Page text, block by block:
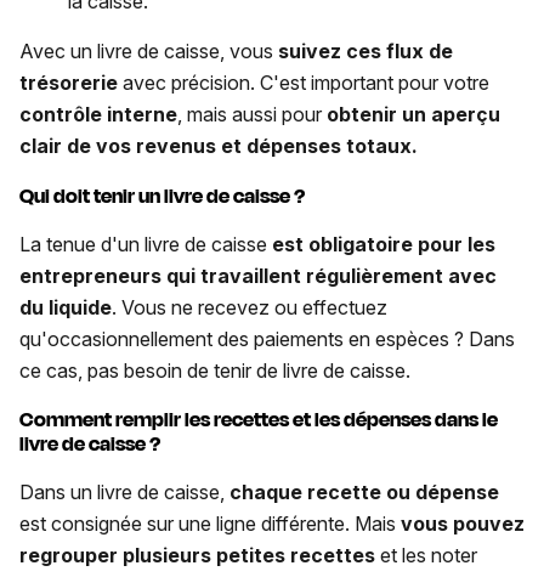
Avec un livre de caisse, vous suivez ces flux de
trésorerie avec précision. C'est important pour votre
contrôle interne , mais aussi pour obtenir un aperçu
clair de vos revenus et dépenses totaux.
Qui doit tenir un livre de caisse ?
La tenue d'un livre de caisse est obligatoire pour les
entrepreneurs qui travaillent régulièrement avec
du liquide. Vous ne recevez ou effectuez
qu'occasionnellement des paiements en espèces ? Dans
ce cas, pas besoin de tenir de livre de caisse.
Comment remplir les recettes et les dépenses dans le
livre de caisse ?
Dans un livre de caisse, chaque recette ou dépense
est consignée sur une ligne différente. Mais vous pouvez
regrouper plusieurs petites recettes et les noter